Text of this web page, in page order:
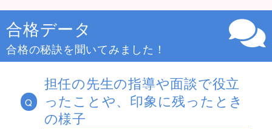
合格データ
合格の秘訣を聞いてみました！
Q
担任の先生の指導や面談で役立
ったことや、印象に残ったとき
の様子